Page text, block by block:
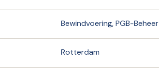
Bewindvoering, PGB-Beheer
Rotterdam